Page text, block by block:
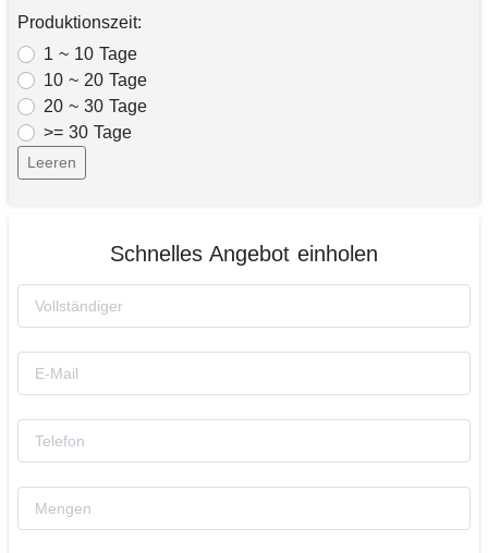
Produktionszeit:
1 ~ 10 Tage
10 ~ 20 Tage
20 ~ 30 Tage
>= 30 Tage
Leeren
Schnelles Angebot einholen